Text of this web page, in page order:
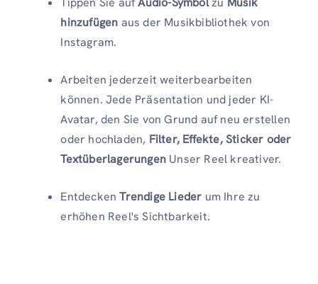
hinzufügen aus der Musikbibliothek von
Instagram.
Arbeiten jederzeit weiterbearbeiten
können. Jede Präsentation und jeder KI-
Avatar, den Sie von Grund auf neu erstellen
oder hochladen, Filter, Effekte, Sticker oder
Textüberlagerungen Unser Reel kreativer.
EntdeckenTrendige Lieder um Ihre zu
erhöhen Reel's Sichtbarkeit.